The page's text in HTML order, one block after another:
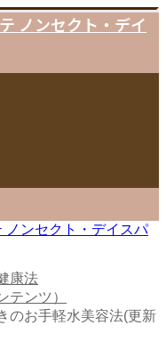
ノンセクト・デイ
康法
テンツ）
のお手軽水美容法(更新